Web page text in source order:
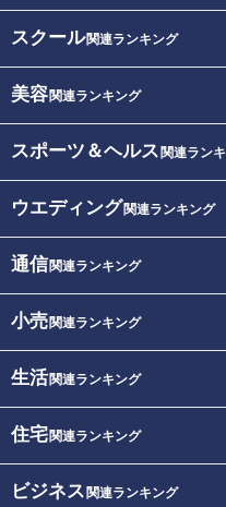
スクール関連ランキング
美容関連ランキング
スポーツ＆ヘルス 関連ラン
ウエディング関連ランキング
通信関連ランキング
小売関連ランキング
生活関連ランキング
住宅関連ランキング
ビジネス 関連ランキング